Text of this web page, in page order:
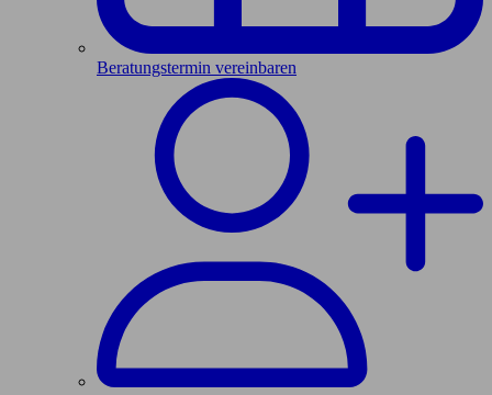
Beratungstermin vereinbaren